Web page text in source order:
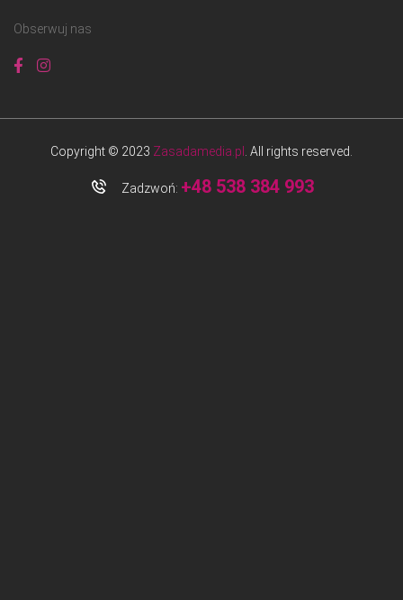
Obserwuj nas
Copyright © 2023 Zasadamedia.pl . All rights reserved.
Zadzwoń: +48 538 384 993